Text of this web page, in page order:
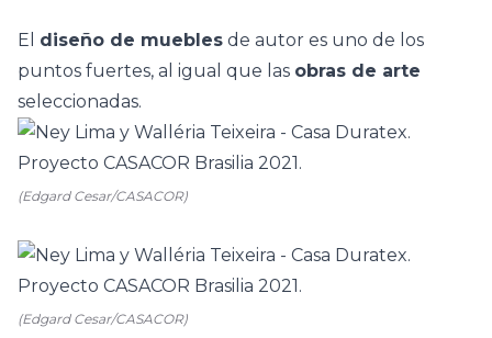
El diseño de muebles de autor es uno de los
puntos fuertes, al igual que las obras de arte
seleccionadas.
(Edgard Cesar/CASACOR)
(Edgard Cesar/CASACOR)